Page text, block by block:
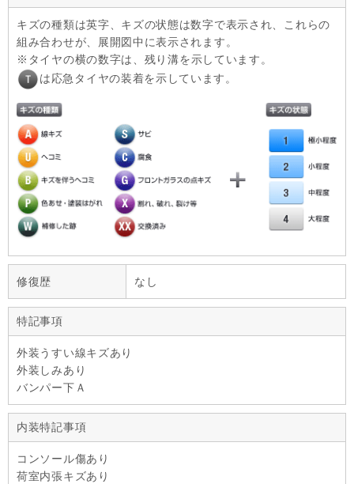
キズの種類は英字、キズの状態は数字で表示され、これらの
組み合わせが、展開図中に表示されます。
タイヤの横の数字は、残り溝を示しています。
は応急タイヤの装着を示しています。
修復歴 なし
特記事項
外装うすい線キズあり
外装しみあり
バンパー下Ａ
内装特記事項
コンソール傷あり
荷室内張キズあり